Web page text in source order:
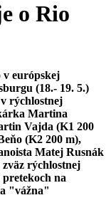
o Rio
v európskej
(18.- 19. 5.)
rýchlostnej
Martina
Vajda (K1 200
(K2 200 m),
Matej Rusnák
rýchlostnej
na
"vážna"